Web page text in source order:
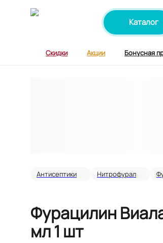
каталог
Скидки Акции Бонусная
Антисептики Нитрофурал
Фурацилин
мл 1 шт